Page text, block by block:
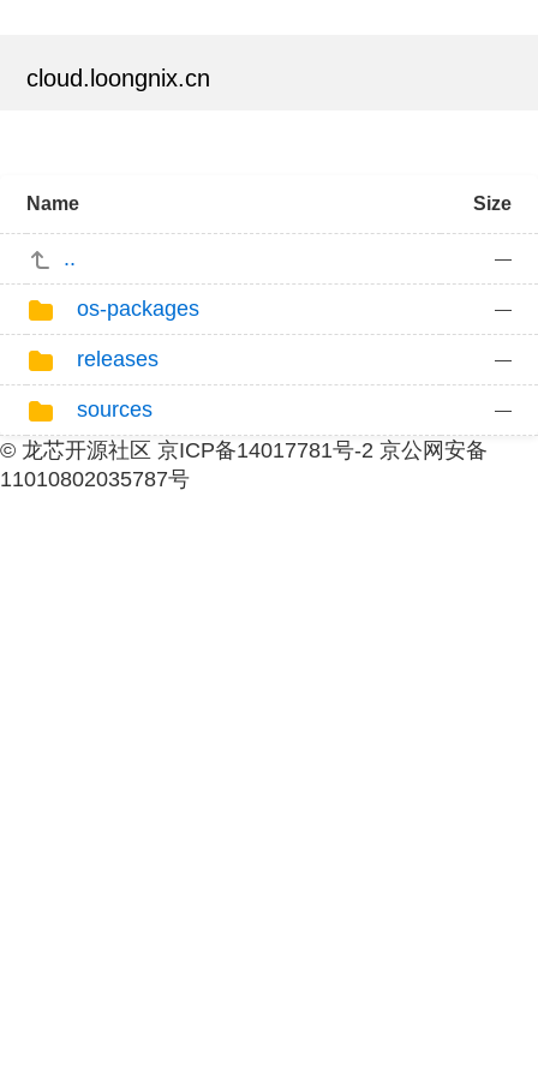
cloud.loongnix.cn
Name Size
.. —
os-packages —
releases —
sources —
© 龙芯开源社区 京ICP备14017781号-2 京公网安备
11010802035787号